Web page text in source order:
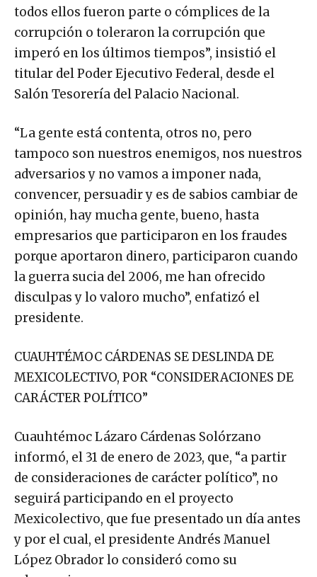
todos ellos fueron parte o cómplices de la
corrupción o toleraron la corrupción que
imperó en los últimos tiempos”, insistió el
titular del Poder Ejecutivo Federal, desde el
Salón Tesorería del Palacio Nacional.
“La gente está contenta, otros no, pero
tampoco son nuestros enemigos, nos nuestros
adversarios y no vamos a imponer nada,
convencer, persuadir y es de sabios cambiar de
opinión, hay mucha gente, bueno, hasta
empresarios que participaron en los fraudes
porque aportaron dinero, participaron cuando
la guerra sucia del 2006, me han ofrecido
disculpas y lo valoro mucho”, enfatizó el
presidente.
CUAUHTÉMOC CÁRDENAS SE DESLINDA DE
MEXICOLECTIVO, POR “CONSIDERACIONES DE
CARÁCTER POLÍTICO”
Cuauhtémoc Lázaro Cárdenas Solórzano
informó, el 31 de enero de 2023, que, “a partir
de consideraciones de carácter político”, no
seguirá participando en el proyecto
Mexicolectivo, que fue presentado un día antes
y por el cual, el presidente Andrés Manuel
López Obrador lo consideró como su